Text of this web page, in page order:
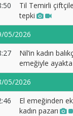
Til Temirli
tepki
05/2026
Nil’in kadın
emeğiyle ayakta
05/2026
El emeğinden
kadın pazarı